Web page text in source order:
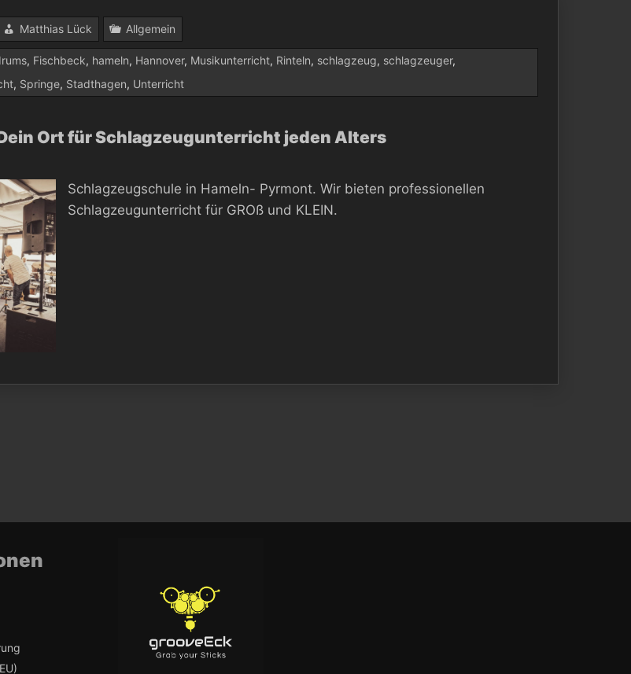
Matthias Lück Allgemein
, Fischbeck, hameln, Hannover, Musikunterricht, Rinteln, schlagzeug, schlagzeuger,
, Springe, Stadthagen, Unterricht
Ort für Schlagzeugunterricht jeden Alters
Schlagzeugschule in Hameln- Pyrmont. Wir bieten professionellen
Schlagzeugunterricht für GROß und KLEIN.